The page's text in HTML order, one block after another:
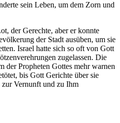
sein Leben, um dem Zorn und
der Gerechte, aber er konnte
der Stadt ausüben, um sie
Israel hatte sich so oft von Gott
zugelassen. Die
der Propheten Gottes mehr warnen
bis Gott Gerichte über sie
zur Vernunft und zu Ihm